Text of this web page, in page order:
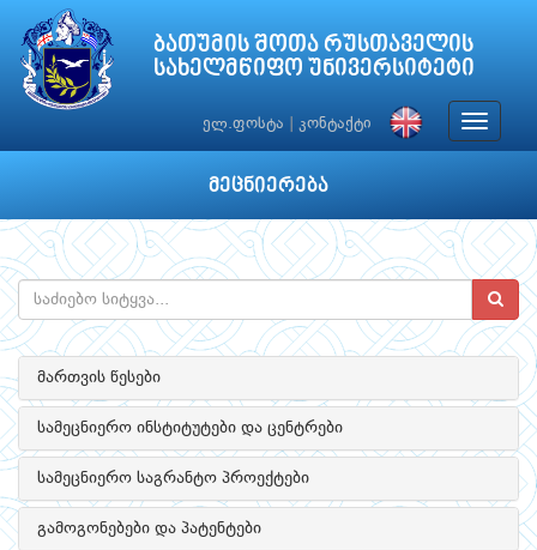
ბათუმის შოთა რუსთაველის
სახელმწიფო უნივერსიტეტი
ელ.ფოსტა კონტაქტი
Toggle
მეცნიერება
მართვის წესები
სამეცნიერო ინსტიტუტები და ცენტრები
სამეცნიერო საგრანტო პროექტები
გამოგონებები და პატენტები